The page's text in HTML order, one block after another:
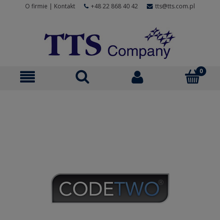
O firmie | Kontakt +48 22 868 40 42 tts@tts.com.pl